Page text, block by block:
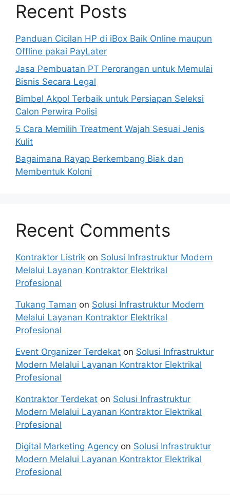
Recent Posts
Panduan Cicilan HP di iBox Baik Online maupun
Offline pakai PayLater
Jasa Pembuatan PT Perorangan untuk Memulai
Bisnis Secara Legal
Bimbel Akpol Terbaik untuk Persiapan Seleksi
Calon Perwira Polisi
5 Cara Memilih Treatment Wajah Sesuai Jenis
Kulit
Bagaimana Rayap Berkembang Biak dan
Membentuk Koloni
Recent Comments
Kontraktor Listrik on Solusi Infrastruktur Modern
Melalui Layanan Kontraktor Elektrikal
Profesional
Tukang Taman on Solusi Infrastruktur Modern
Melalui Layanan Kontraktor Elektrikal
Profesional
Event Organizer Terdekat on Solusi Infrastruktur
Modern Melalui Layanan Kontraktor Elektrikal
Profesional
Kontraktor Terdekat on Solusi Infrastruktur
Modern Melalui Layanan Kontraktor Elektrikal
Profesional
Digital Marketing Agency on Solusi Infrastruktur
Modern Melalui Layanan Kontraktor Elektrikal
Profesional